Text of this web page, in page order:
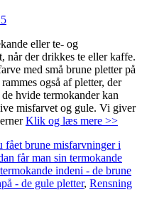
eller te- og
når der drikkes te eller kaffe.
med små brune pletter på
også af pletter, der
hvide termokander kan
misfarvet og gule. Vi giver
Klik og læs mere >>
fået brune misfarvninger i
får man sin termokande
indeni - de brune
- de gule pletter, Rensning